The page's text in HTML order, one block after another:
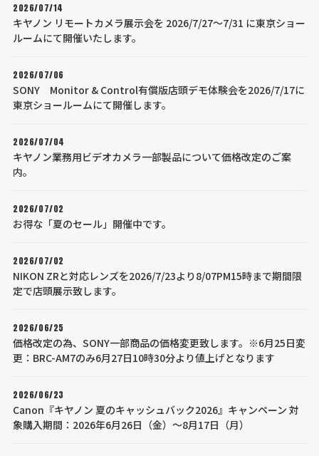
2026/07/14
キヤノン リモートカメラ展示会を 2026/7/27～7/31 に東京ショー
ルームにて開催いたします。
2026/07/06
SONY Monitor & Control有償版店頭デモ体験会を2026/7/17に
東京ショールームにて開催します。
2026/07/04
キヤノン業務用ビデオカメラ一部製品について価格改定のご案
内。
2026/07/02
お得な「夏のセール」開催中です。
2026/07/02
NIKON ZRと対応レンズを2026/7/23より8/07PM15時まで期間限
定で店頭展示致します。
2026/06/25
価格改定の為、SONY一部商品の価格変更致します。※6月25日変
更：BRC-AM7のみ6月27日10時30分より値上げとなります
2026/06/23
Canon『キヤノン 夏のキャッシュバック2026』キャンペーン 対
象購入期間：2026年6月26日（金）～8月17日（月）